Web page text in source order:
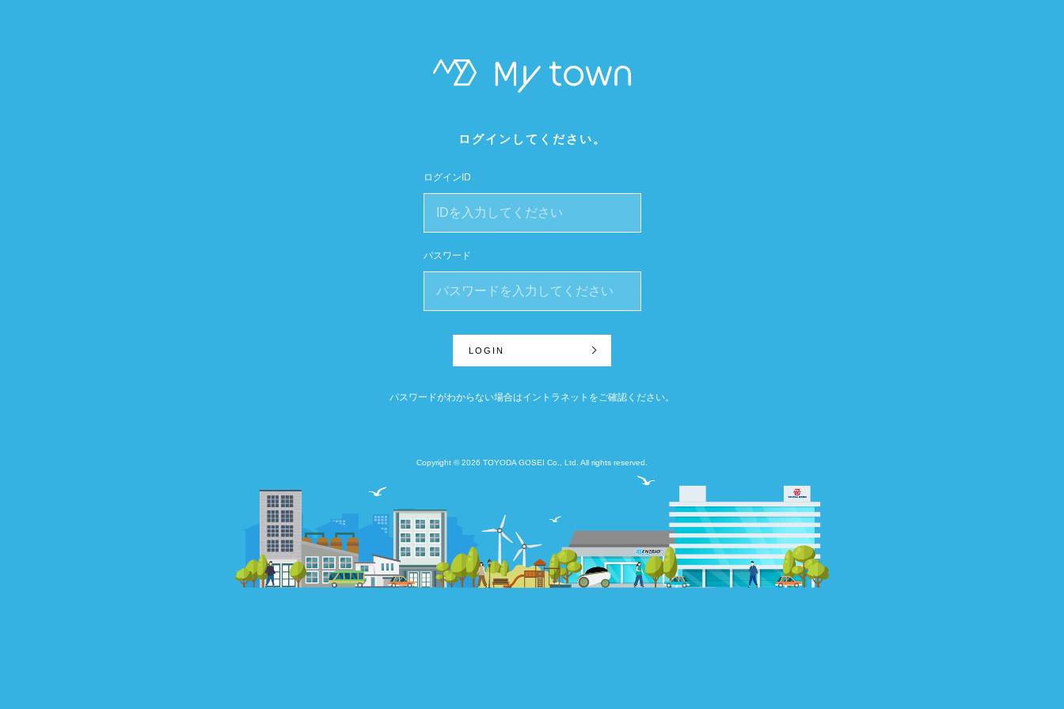
ログインしてください。
ログインID
パスワード
パスワードがわからない場合はイントラネットをご確認ください。
Copyright © 2026 TOYODA GOSEI Co., Ltd. All rights reserved.